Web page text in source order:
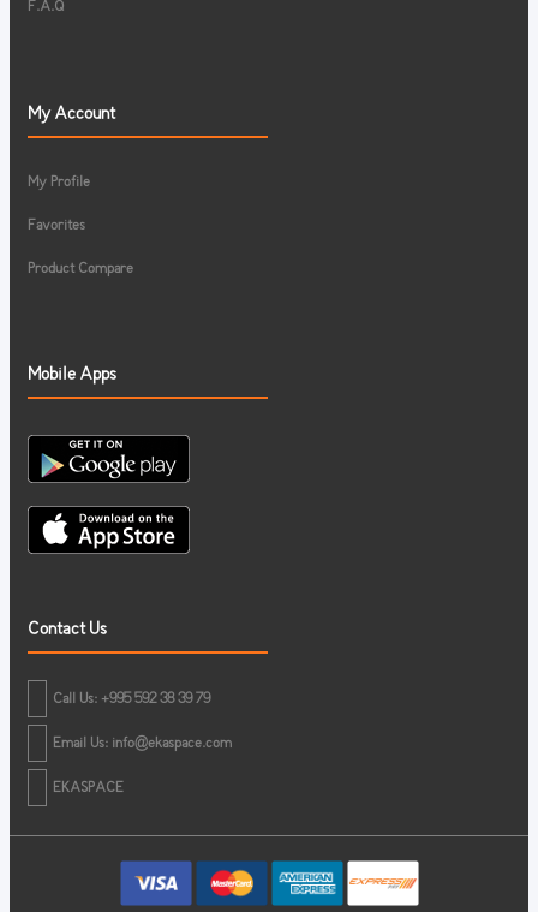
F.A.Q
My Account
My Profile
Favorites
Product Compare
Mobile Apps
Contact Us
Call Us: +995 592 38 39 79
Email Us: info@ekaspace.com
EKASPACE